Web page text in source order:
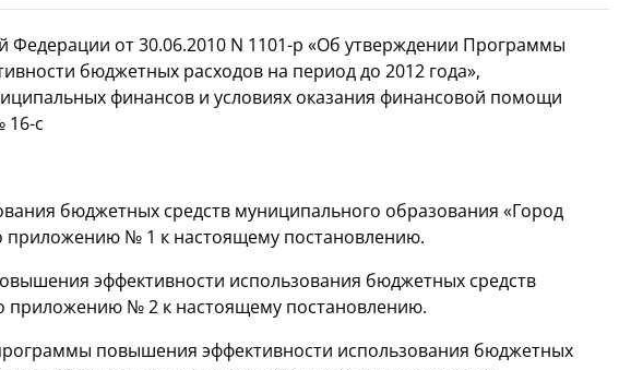
Федерации от 30.06.2010 N 1101-р «Об утверждении Программы
бюджетных расходов на период до 2012 года»,
финансов и условиях оказания финансовой помощи
16-с
бюджетных средств муниципального образования «Город
приложению № 1 к настоящему постановлению.
эффективности использования бюджетных средств
приложению № 2 к настоящему постановлению.
повышения эффективности использования бюджетных